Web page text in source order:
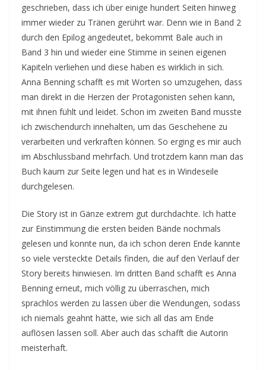
geschrieben, dass ich über einige hundert Seiten hinweg
immer wieder zu Tränen gerührt war. Denn wie in Band 2
durch den Epilog angedeutet, bekommt Bale auch in
Band 3 hin und wieder eine Stimme in seinen eigenen
Kapiteln verliehen und diese haben es wirklich in sich.
Anna Benning schafft es mit Worten so umzugehen, dass
man direkt in die Herzen der Protagonisten sehen kann,
mit ihnen fühlt und leidet. Schon im zweiten Band musste
ich zwischendurch innehalten, um das Geschehene zu
verarbeiten und verkraften können. So erging es mir auch
im Abschlussband mehrfach. Und trotzdem kann man das
Buch kaum zur Seite legen und hat es in Windeseile
durchgelesen.
Die Story ist in Gänze extrem gut durchdachte. Ich hatte
zur Einstimmung die ersten beiden Bände nochmals
gelesen und konnte nun, da ich schon deren Ende kannte
so viele versteckte Details finden, die auf den Verlauf der
Story bereits hinwiesen. Im dritten Band schafft es Anna
Benning erneut, mich völlig zu überraschen, mich
sprachlos werden zu lassen über die Wendungen, sodass
ich niemals geahnt hätte, wie sich all das am Ende
auflösen lassen soll. Aber auch das schafft die Autorin
meisterhaft.